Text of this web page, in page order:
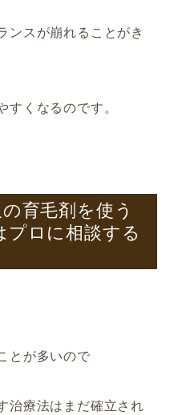
ンスが崩れることがき
くなるのです。
育毛剤を使う
ロに相談する
とが多いので
治療法はまだ確立され